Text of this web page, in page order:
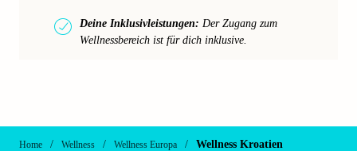
Deine Inklusivleistungen: Der Zugang zum
Wellnessbereich ist für dich inklusive.
Home / Wellness / Wellness Europa / Wellness Kroatien